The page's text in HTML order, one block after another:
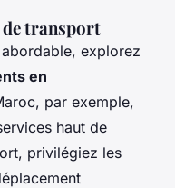
de transport
explorez
en
par exemple,
haut de
privilégiez les